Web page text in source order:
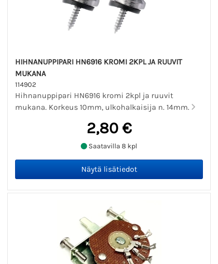
HIHNANUPPIPARI HN6916 KROMI 2KPL JA RUUVIT
MUKANA
114902
Hihnanuppipari HN6916 kromi 2kpl ja ruuvit
mukana. Korkeus 10mm, ulkohalkaisija n. 14mm.
2,80 €
Saatavilla 8 kpl